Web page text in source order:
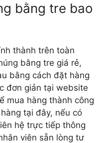
bằng tre bao
thành trên toàn
bằng tre giá rẻ,
bằng cách đặt hàng
đơn giản tại website
mua hàng thành công
tại đây, nếu có
hệ trực tiếp thông
viên sẵn lòng tư